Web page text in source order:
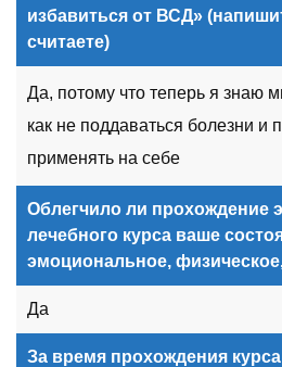
избавиться от ВСД»
считаете)
Да, потому что теперь я знаю
как не поддаваться болезни и
применять на себе
Облегчило ли прохождение
лечебного курса ваше
эмоциональное,
Да
За время прохождения